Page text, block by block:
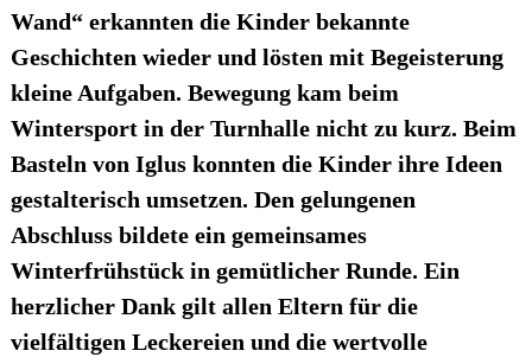
Wand“ erkannten die Kinder bekannte
Geschichten wieder und lösten mit Begeisterung
kleine Aufgaben. Bewegung kam beim
Wintersport in der Turnhalle nicht zu kurz. Beim
Basteln von Iglus konnten die Kinder ihre Ideen
gestalterisch umsetzen. Den gelungenen
Abschluss bildete ein gemeinsames
Winterfrühstück in gemütlicher Runde. Ein
herzlicher Dank gilt allen Eltern für die
vielfältigen Leckereien und die wertvolle